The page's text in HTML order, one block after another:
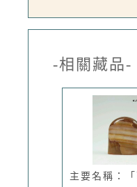
-相關藏品-
主要名稱：「